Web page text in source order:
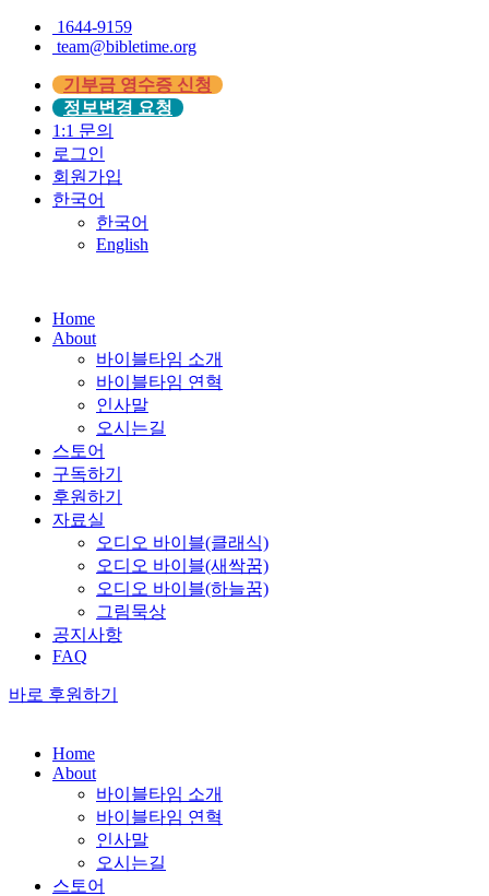
1644-9159
team@bibletime.org
기부금 영수증 신청
정보변경 요청
1:1 문의
로그인
회원가입
한국어
한국어
English
Home
About
바이블타임 소개
바이블타임 연혁
인사말
오시는길
스토어
구독하기
후원하기
자료실
오디오 바이블(클래식)
오디오 바이블(새싹꿈)
오디오 바이블(하늘꿈)
그림묵상
공지사항
FAQ
바로 후원하기
Home
About
바이블타임 소개
바이블타임 연혁
인사말
오시는길
스토어